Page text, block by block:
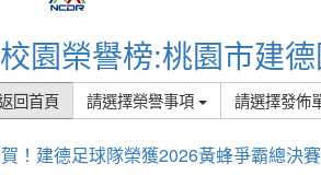
校園榮譽榜:桃園市建
回首頁 請選擇榮譽事項 請選擇發佈
！建德足球隊榮獲2026黃蜂爭霸總決